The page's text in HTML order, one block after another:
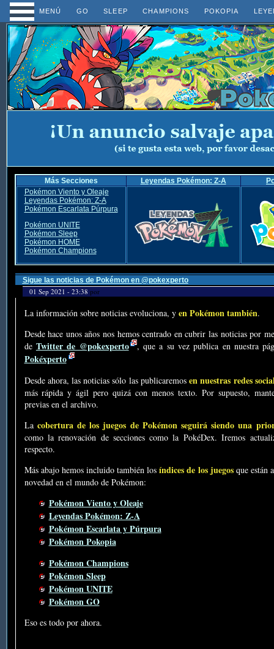
MENÚ GO SLEEP CHAMPIONS POKOPIA
Más Secciones Leyendas Pokémon: Z-A
Pokémon Viento y Oleaje
Leyendas Pokémon: Z-A
Pokémon Escarlata Púrpura
Pokémon UNITE
Pokémon Sleep
Pokémon HOME
Pokémon Champions
Sigue las noticias de Pokémon en @pokexperto
01 Sep 2021 - 23:38 por
La información sobre noticias evoluciona, y en Pokémon también.
Desde hace unos años nos hemos centrado en cubrir las noticias por
de Twitter de @pokexperto , que a su vez publica en nuestra
Pokéxperto
Desde ahora, las noticias sólo las publicaremosen nuestras redes
más rápida y ágil pero quizá con menos texto. Por supuesto,
previas en el archivo.
La cobertura de los juegos de Pokémon seguirá siendo una
como la renovación de secciones como la PokéDex. Iremos
respecto.
Más abajo hemos incluido también losíndices de los juegosque están
novedad en el mundo de Pokémon:
Pokémon Viento y Oleaje
Leyendas Pokémon: Z-A
Pokémon Escarlata y Púrpura
Pokémon Pokopia
Pokémon Champions
Pokémon Sleep
Pokémon UNITE
Pokémon GO
Eso es todo por ahora.